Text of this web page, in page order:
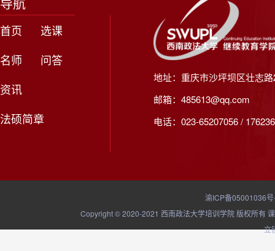
首页
选课
名师
问答
资讯
法硕简章
地址：重庆市沙坪坝区壮志
邮箱：485613@qq.com
电话：023-65207056 /
渝ICP备05001036
Copyright © 2020-2021 西南政法大学培训学院 版权所有
立